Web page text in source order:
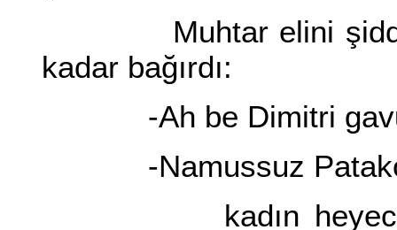
Muhtar elini şiddetle
kadar bağırdı:
-Ah be Dimitri
-Namussuz
kadın